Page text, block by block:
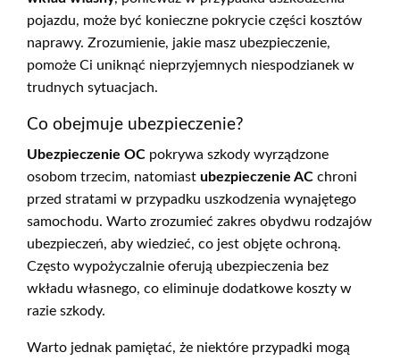
pojazdu, może być konieczne pokrycie części kosztów
naprawy. Zrozumienie, jakie masz ubezpieczenie,
pomoże Ci uniknąć nieprzyjemnych niespodzianek w
trudnych sytuacjach.
Co obejmuje ubezpieczenie?
Ubezpieczenie OC pokrywa szkody wyrządzone
osobom trzecim, natomiast ubezpieczenie AC chroni
przed stratami w przypadku uszkodzenia wynajętego
samochodu. Warto zrozumieć zakres obydwu rodzajów
ubezpieczeń, aby wiedzieć, co jest objęte ochroną.
Często wypożyczalnie oferują ubezpieczenia bez
wkładu własnego, co eliminuje dodatkowe koszty w
razie szkody.
Warto jednak pamiętać, że niektóre przypadki mogą